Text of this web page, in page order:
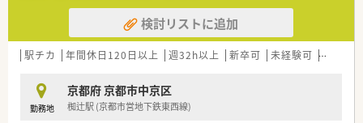
検討リストに追加
駅チカ 年間休日120日以上 週32h以上 新卒可 未経験可 ブラン
勤務地
京都府 京都市中京区
椥辻駅 (京都市営地下鉄東西線)